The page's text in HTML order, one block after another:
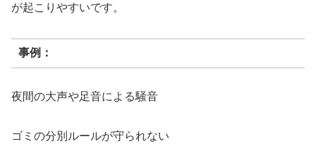
が起こりやすいです。
事例：
夜間の大声や足音による騒音
ゴミの分別ルールが守られない